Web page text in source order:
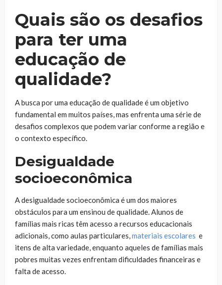
Quais são os desafios
para ter uma
educação de
qualidade?
A busca por uma educação de qualidade é um objetivo
fundamental em muitos países, mas enfrenta uma série de
desafios complexos que podem variar conforme a região e
o contexto específico.
Desigualdade
socioeconômica
A desigualdade socioeconômica é um dos maiores
obstáculos para um ensinou de qualidade. Alunos de
famílias mais ricas têm acesso a recursos educacionais
adicionais, como aulas particulares,materiais escolares e
itens de alta variedade, enquanto aqueles de famílias mais
pobres muitas vezes enfrentam dificuldades financeiras e
falta de acesso.